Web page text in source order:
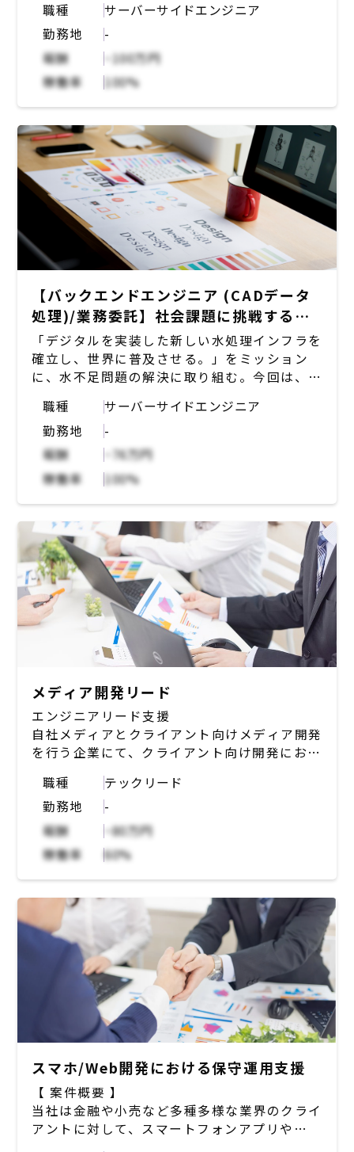
・モダンな技術やデザインシステムを取り入れ
たフロントエンド開発
・分析レポートを提供するライブラリの開発
・アプリケーションと連携するための API 開
発
・管理画面のUIの設計開発など
・バックエンド全般の開発、運用
【UI/UX】
・デザイナーとコミュニケーションしながら
UI/UX向上の提案
・サイト企画の改善にむけた戦略に基づくデザ
イン案作成
・ウェブアプリケーションのUI/UXデザイン
【改善/自動化など】
・サービスの品質向上につながる技術選定導入
・プロダクトおよび機能の企画/設計/実装/テ
スト/計測/改善
・サービスの品質向上や業務効率化のための提
案、実施
・リリース済みの機能の改修やカスタマーサポ
ートと共に調査を行いユーザーの問題解決
・フロントエンドでの監視障害にワークフロー
の策定
・綺麗でかつモジュラー化し、再利用可能なフ
ロントエンドデザインの実装
【開発環境】
・開発コラボレーション: GitHub
・言語: TypeScript, Go, Rust
・フレームワーク: Vue.js, Nuxt.js, echo,
gin, actix-web
・DBMS: MySQL
・仮想化・オーケストレーション: Docker,
Kubernetes
・パブリッククラウド: AWS, GCP ・CI/CD:
CircleCI, Slack(ChatOps)
・監視: Sentry, DataDog, Mackerel
・コミュニケーション: Slack, taiga, miro
【技術カルチャー】
・CTO またはそれに準じる、技術やワークフ
ローの標準化を行う役割の人・部門が存在する
・取締役（社内）または執行役員として、エン
ジニアリング部門の人間が経営に参加している
・エンジニアの人事評価にエンジニアが関わっ
職種
サーバーサイドエンジニア
勤務地
-
報酬
~100万円
稼働率
100%
【バックエンドエンジニア (CADデータ
処理)/業務委託】社会課題に挑戦するア
ルゴリズムを活用した新規プロダクトの
製品化をリード
「デジタルを実装した新しい水処理インフラを
確立し、世界に普及させる。」をミッション
に、水不足問題の解決に取り組む。今回は、新
理を行う自社システムの開発に携わっていただ
ける方を募集。
・CADデータ生成・取得・変換処理、自動作図
処理を行う
・要求事項から、処理要件を検討し、実装を行
う
【求める人物像】
・一緒に仕事するPdMやエンジニアの指示に
従って、業務を遂行して頂ける人
・積極的な提案をしていただいたりなど、協力
しながら一緒に業務を進めていただける人
職種
サーバーサイドエンジニア
勤務地
-
報酬
~76万円
稼働率
100%
メディア開発リード
エンジニアリード支援
自社メディアとクライアント向けメディア開発
を行う企業にて、クライアント向け開発におけ
【募集背景】
クライアント向け開発にあたり、開発リードし
ていただける方の増員が必要。特に、インフラ
周りを触れる知見のある方を募集。業務委託、
正社員どちらも募集しているので、始めは業務
委託で入っていただいたのち正社員へ切り替え
ることも可能。
【想定業務概要】
プロダクト要件定義、設計をディレクターと会
話しながらつめたり、技術的な部分をクライア
ントにご説明いただくなど、コミュニケーショ
ンが発生する時間の比重が大きくなる。加え
て、インフラ（AWSかGCP）にさわってサー
バー部分に入っていただいたり、リリース対応
を行っていただいたりする業務も想定。
【開発環境について】
メディアはワードプレスメインで構築されてお
職種
テックリード
勤務地
-
報酬
~80万円
稼働率
60%
スマホ/Web開発における保守運用支援
【 案件概要 】
当社は金融や小売など多種多様な業界のクライ
アントに対して、スマートフォンアプリや
Webシステムの開発、保守運用を行う。既存